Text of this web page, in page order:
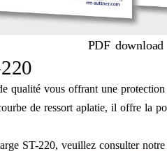
PDF download
qualité vous offrant une protection
de ressort aplatie, il offre la
ST-220, veuillez consulter